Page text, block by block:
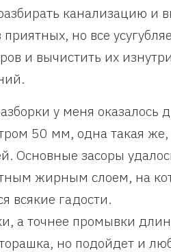
канализацию и
но все
и вычистить их
у меня
50 мм, одна такая
Основные засоры
жирным слоем, на
всякие гадости.
а точнее промывки
но подойдет и